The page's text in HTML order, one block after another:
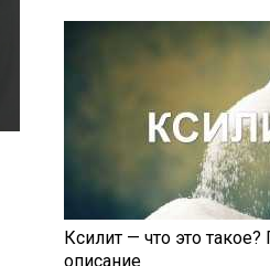
Ксилит — что это
описание